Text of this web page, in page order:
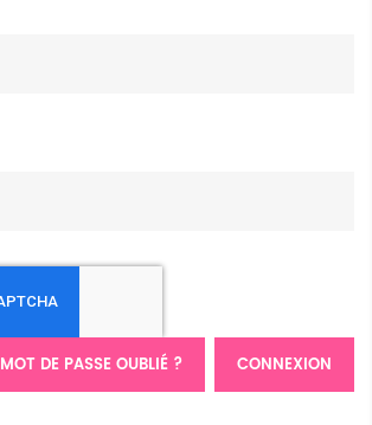
CONNEXION
MOT DE PASSE OUBLIÉ ?